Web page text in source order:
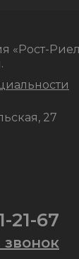
«Рост-
27
21-67